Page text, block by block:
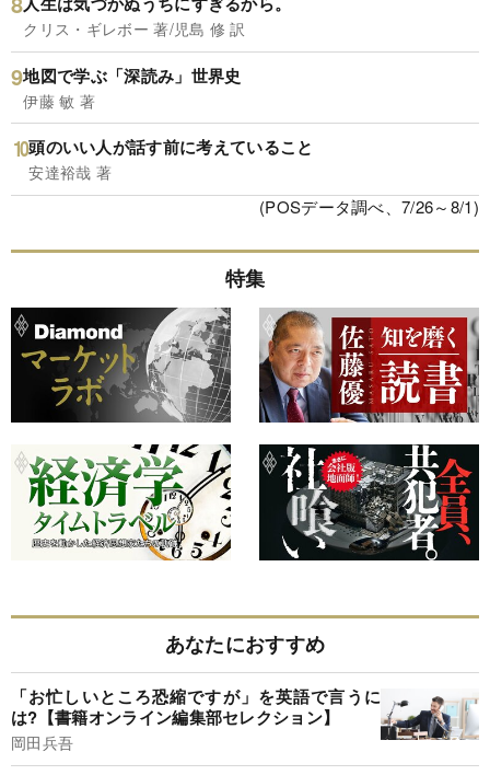
クリス・ギレボー 著/児島 修 訳
地図で学ぶ「深読み」世界史
伊藤 敏 著
頭のいい人が話す前に考えていること
安達裕哉 著
(POSデータ調べ、7/26～8/1)
特集
あなたにおすすめ
「お忙しいところ恐縮ですが」を英語で言うに
は?【書籍オンライン編集部セレクション】
岡田兵吾